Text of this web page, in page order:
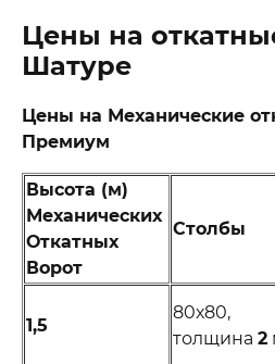
Цены на
Шатуре
Цены на Механические
Премиум
Высота (м)
Механических
Откатных
Ворот
Столбы
1,5
80х80,
толщина 2